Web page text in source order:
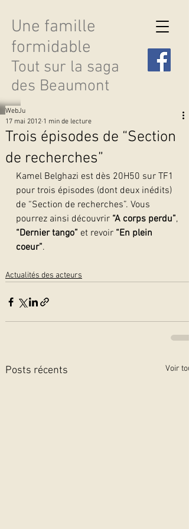
Une famille
formidable
Tout sur la saga
des Beaumont
Découvrir les saisons
Trois épisodes de “Section
de recherches”
WebJu
17 mai 2012 1 min de lecture
Kamel Belghazi est dès 20H50 sur TF1
pour trois épisodes (dont deux inédits)
de “Section de recherches”. Vous
pourrez ainsi découvrir “A corps perdu”,
“Dernier tango” et revoir “En plein
coeur”.
Actualités des acteurs
Posts récents Voir tout